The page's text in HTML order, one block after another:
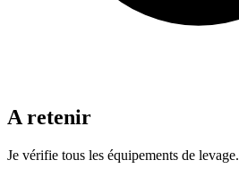
A retenir
Je vérifie tous les équipements de levage.